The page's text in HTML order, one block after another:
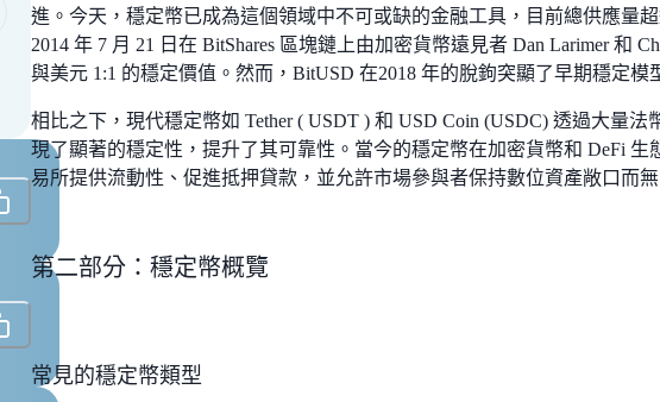
進。今天，穩定幣已成為這個領域中不可或缺的金融工具，目前總供應量
2014 年 7 月 21 日在 BitShares 區塊鏈上由加密貨幣遠見者 Dan Larimer 和
與美元 1:1 的穩定價值。然而，BitUSD 在2018 年的脫鉤突顯了早期穩定模
相比之下，現代穩定幣如 Tether ( USDT ) 和 USD Coin (USDC) 透過大量
現了顯著的穩定性，提升了其可靠性。當今的穩定幣在加密貨幣和 DeFi 生
易所提供流動性、促進抵押貸款，並允許市場參與者保持數位資產敞口而
第二部分：穩定幣概覽
常見的穩定幣類型